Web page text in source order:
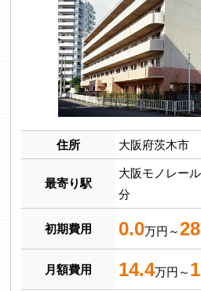
住所 大阪府茨木市
最寄り駅
大阪モノレー
分
初期費用 0.0万円～
月額費用 14.4万円～